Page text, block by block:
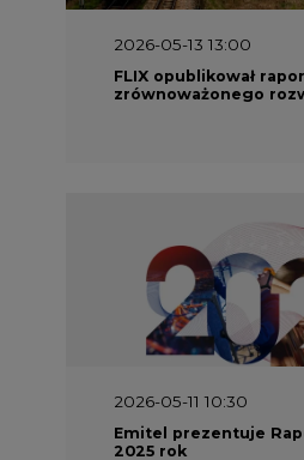
2026-05-13 13:00
FLIX opublikował
zrównoważonego
2026-05-11 10:30
Emitel prezentuje
2025 rok